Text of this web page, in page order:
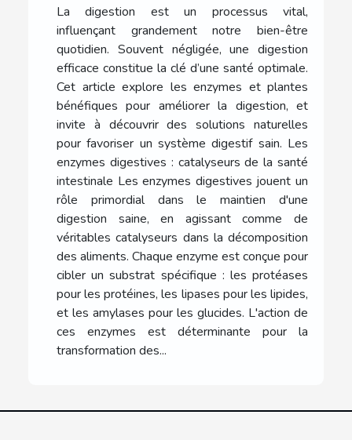
La digestion est un processus vital,
influençant grandement notre bien-être
quotidien. Souvent négligée, une digestion
efficace constitue la clé d’une santé optimale.
Cet article explore les enzymes et plantes
bénéfiques pour améliorer la digestion, et
invite à découvrir des solutions naturelles
pour favoriser un système digestif sain. Les
enzymes digestives : catalyseurs de la santé
intestinale Les enzymes digestives jouent un
rôle primordial dans le maintien d'une
digestion saine, en agissant comme de
véritables catalyseurs dans la décomposition
des aliments. Chaque enzyme est conçue pour
cibler un substrat spécifique : les protéases
pour les protéines, les lipases pour les lipides,
et les amylases pour les glucides. L'action de
ces enzymes est déterminante pour la
transformation des...